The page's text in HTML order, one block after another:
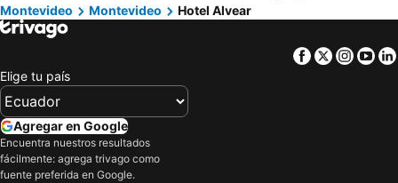
Montevideo
Montevideo Hotel Alvear
Facebook
Twitter
Elige tu país
Agregar en Google
Encuentra nuestros resultados
fácilmente: agrega trivago como
fuente preferida en Google.